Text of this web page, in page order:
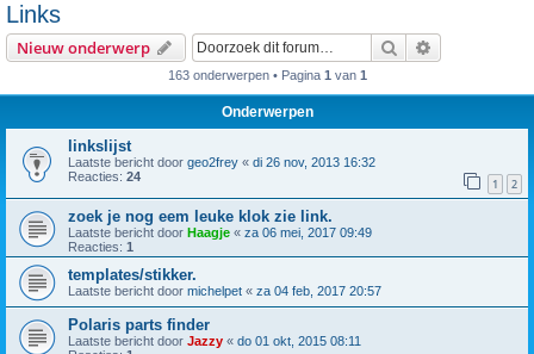
Links
Nieuw onderwerp Zoek
163 onderwerpen • Pagina 1 van 1
Onderwerpen
linkslijst
Laatste bericht door geo2frey « di 26 nov, 2013 16:32
Reacties: 24 1 2
zoek je nog eem leuke klok zie link.
Laatste bericht door Haagje « za 06 mei, 2017 09:49
Reacties: 1
templates/stikker.
Laatste bericht door michelpet « za 04 feb, 2017 20:57
Polaris parts finder
Laatste bericht door Jazzy « do 01 okt, 2015 08:11